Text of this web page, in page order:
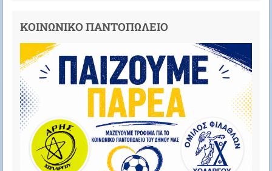
ΚΟΙΝΩΝΙΚΟ ΠΑΝΤΟΠΩΛΕΙΟ